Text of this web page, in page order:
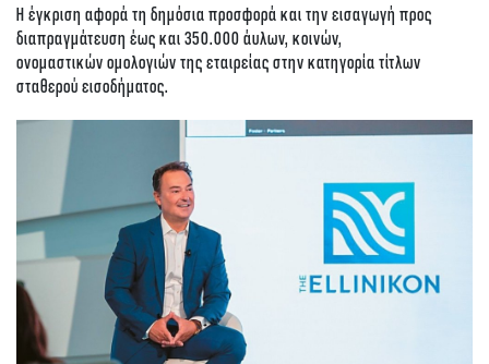
Η έγκριση αφορά τη δημόσια προσφορά και την εισαγωγή προς
διαπραγμάτευση έως και 350.000 άυλων, κοινών,
ονομαστικών ομολογιών της εταιρείας στην κατηγορία τίτλων
σταθερού εισοδήματος.